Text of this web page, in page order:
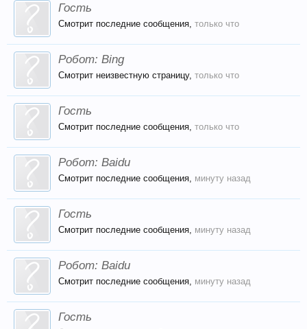
Гость
Смотрит последние сообщения, только что
Робот: Bing
Смотрит неизвестную страницу, только что
Гость
Смотрит последние сообщения, только что
Робот: Baidu
Смотрит последние сообщения, минуту назад
Гость
Смотрит последние сообщения, минуту назад
Робот: Baidu
Смотрит последние сообщения, минуту назад
Гость